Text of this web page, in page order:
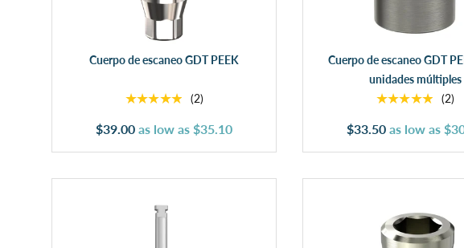
Cuerpo de escaneo GDT PEEK
★★★★★ (2)
$39.00 as low as $35.10
Añadir al carrito
Cuerpo de escaneo GDT
unidades múltiples
★★★★★ (2)
$33.50 as low as
Añadir al carrito